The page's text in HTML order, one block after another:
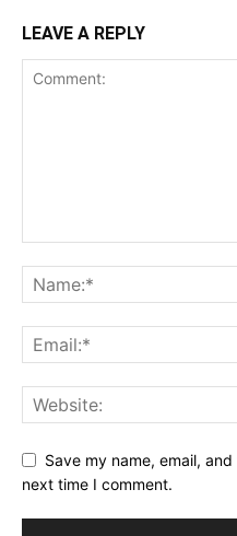
LEAVE A REPLY
Save my name, email,
next time I comment.